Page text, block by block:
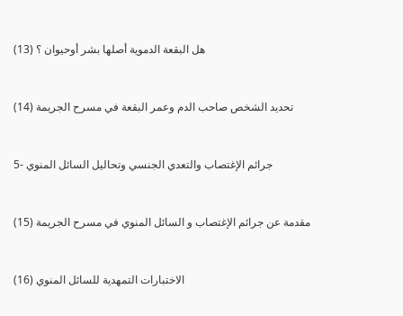
(13) هل البقعة الدموية أصلها بشر أوحيوان ؟
(14) تحديد الشخص صاحب الدم وعمر البقعة في مسرح الجريمة
5- جرائم الإغتصاب والتعدي الجنسي وتحاليل السائل المنوي
(15) مقدمة عن جرائم الإغتصاب و السائل المنوي في مسرح الجريمة
(16) الاختبارات التمهدية للسائل المنوي